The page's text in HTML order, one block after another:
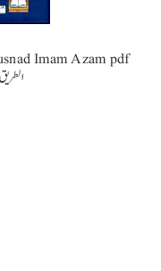
Imam Azam pdf